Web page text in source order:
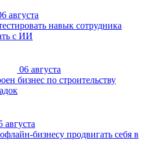
августа
навык сотрудника
с ИИ
06 августа
бизнес по строительству
августа
бизнесу продвигать себя в